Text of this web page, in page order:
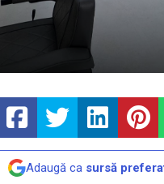
Adaugă ca sursă